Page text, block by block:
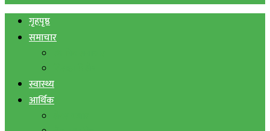
गृहपृष्ठ
समाचार
स्वास्थ्य
आर्थिक